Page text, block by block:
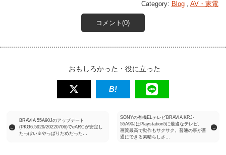
Category: Blog, AV・家電
コメント(0)
おもしろかった・役に立った
←
BRAVIA 55A90Jのアップデート
(PKG6.5929/20220706)でeARCが安定し
たっぽい※やっぱりだめだった…
SONYの有機ELテレビBRAVIA KRJ-
55A90JはPlaystation5に最適なテレビ。
画質最高で動作もサクサク。普通の事が普
通にできる素晴らしさ…
→